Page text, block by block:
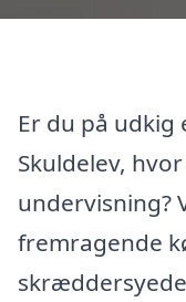
Er du på udkig
Skuldelev,
undervisning?
fremragende